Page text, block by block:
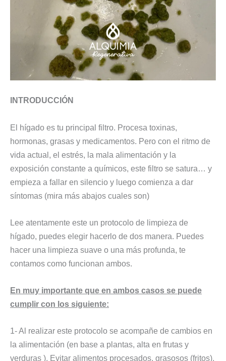
INTRODUCCIÓN
El hígado es tu principal filtro. Procesa toxinas,
hormonas, grasas y medicamentos. Pero con el ritmo de
vida actual, el estrés, la mala alimentación y la
exposición constante a químicos, este filtro se satura… y
empieza a fallar en silencio y luego comienza a dar
síntomas (mira más abajos cuales son)
Lee atentamente este un protocolo de limpieza de
hígado, puedes elegir hacerlo de dos manera. Puedes
hacer una limpieza suave o una más profunda, te
contamos como funcionan ambos.
En muy importante que en ambos casos se puede
cumplir con los siguiente:
1- Al realizar este protocolo se acompañe de cambios en
la alimentación (en base a plantas, alta en frutas y
verduras ). Evitar alimentos procesados, grasosos (fritos).